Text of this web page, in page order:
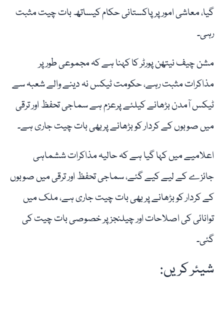
گیا، معاشی امور پر پاکستانی حکام کیساتھ بات چیت مثبت
رہی۔
مشن چیف نیتھن پورٹر کا کہنا ہے کہ مجموعی طور پر
مذاکرات مثبت رہے، حکومت ٹیکس نہ دینے والے شعبہ سے
ٹیکس آمدن بڑھانے کیلئے پرعزم ہے سماجی تحفظ اور ترقی
میں صوبوں کے کردار کو بڑھانے پربھی بات چیت جاری ہے۔
اعلامیے میں کہا گیا ہے کہ حالیہ مذاکرات ششماہی
جائزے کے لیے کیے گئے، سماجی تحفظ اور ترقی میں صوبوں
کے کردار کو بڑھانے پر بھی بات چیت جاری ہے، ملک میں
توانائی کی اصلاحات اور چیلنجز پر خصوصی بات چیت کی
گئی۔
شیئر کریں: